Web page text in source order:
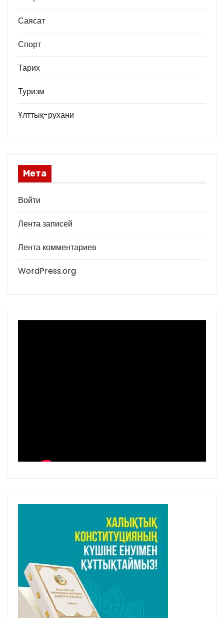
Саясат
Спорт
Тарих
Туризм
Ұлттық-рухани
Мета
Войти
Лента записей
Лента комментариев
WordPress.org